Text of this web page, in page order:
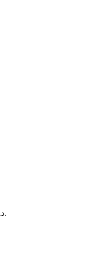
Le prix actuel est : 155,000.00 د.ج.